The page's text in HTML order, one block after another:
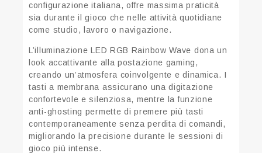
configurazione italiana, offre massima praticità
sia durante il gioco che nelle attività quotidiane
come studio, lavoro o navigazione.
L’illuminazione LED RGB Rainbow Wave dona un
look accattivante alla postazione gaming,
creando un’atmosfera coinvolgente e dinamica. I
tasti a membrana assicurano una digitazione
confortevole e silenziosa, mentre la funzione
anti-ghosting permette di premere più tasti
contemporaneamente senza perdita di comandi,
migliorando la precisione durante le sessioni di
gioco più intense.